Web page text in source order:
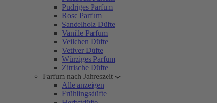
Pudriges Parfum
Rose Parfum
Sandelholz Düfte
Vanille Parfum
Veilchen Düfte
Vetiver Düfte
Würziges Parfum
Zitrische Düfte
Parfum nach Jahreszeit
Alle anzeigen
Frühlingsdüfte